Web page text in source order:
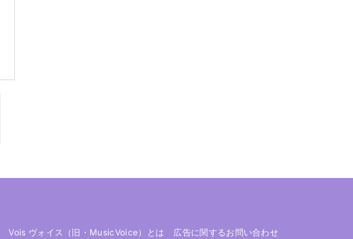
Vois ヴォイス（旧・MusicVoice）とは 広告に関するお問い合わせ